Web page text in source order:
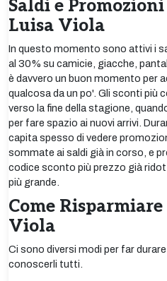
Saldi e
Luisa Viola
In questo momento sono attivi i
al 30% su camicie, giacche,
è davvero un buon momento per
qualcosa da un po'. Gli sconti più
verso la fine della stagione,
per fare spazio ai nuovi arrivi.
capita spesso di vedere
sommate ai saldi già in corso, e
codice sconto più prezzo già
più grande.
Come
Viola
Ci sono diversi modi per far
conoscerli tutti.